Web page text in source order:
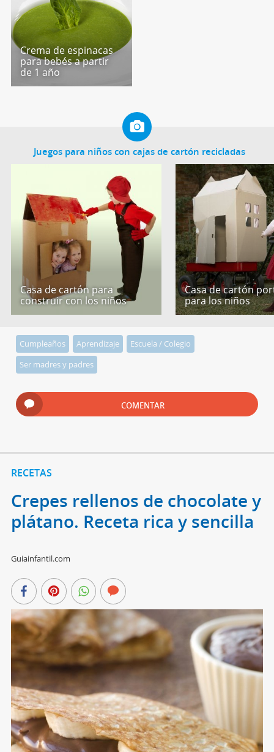
Crema de espinacas
para bebés a partir
de 1 año
Juegos para niños con cajas de cartón recicladas
Casa de cartón para
construir con los niños
Casa de cartón
para los niños
Cumpleaños Aprendizaje
Escuela / Colegio
Ser madres y padres
COMENTAR
RECETAS
Crepes rellenos de chocolate y
plátano. Receta rica y sencilla
Guiainfantil.com